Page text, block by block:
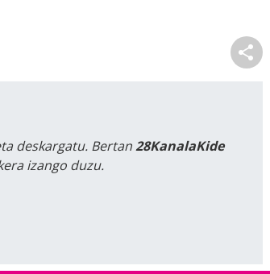
deskargatu. Bertan28KanalaKide
izango duzu.